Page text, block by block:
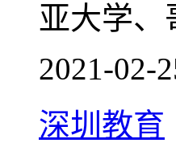
亚大学
2021-02-
深圳教育